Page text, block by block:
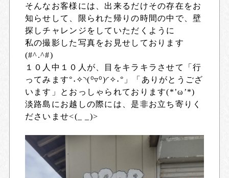
そんなお客様には、出来るだけその存在をお
知らせして、限られた帰りの時間の中で、壁
探しチャレンジをしていただくように
私の撮影した写真をお見せしております
(#^.^#)
１０人中１０人が、目をキラキラさせて「行
ってみます°˖✧◝(⁰▿⁰)◜✧˖°」「ありがとうござ
います」とおっしゃられております(*’ω’*)
淡路島にお越しの際には、是非お立ち寄りく
ださいませ<(_ _)>